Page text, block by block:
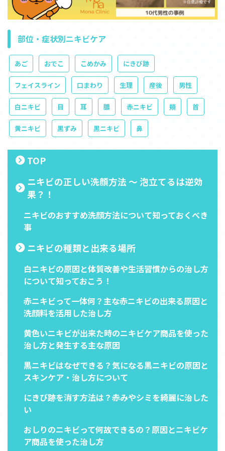
部位・症状別ニキビケア
あご おでこ こめかみ にきび跡
フェイスライン 口まわり 生理 産後 男性
白ニキビ 目 耳 膿 赤ニキビ 頬 首
黄ニキビ 黒ずみ 黒ニキビ 鼻
TOP
ニキビの正しい洗顔方法 ～ 泡立てるは逆効
果？！
ニキビのおすすめ洗顔方法について知っておくべき
事
ニキビの種類と出来る場所
白ニキビの原因と体質改善や生活習慣からの治し方
について知っておこう！
赤ニキビって一体何？主な赤ニキビの出来る原因と
洗顔料を活用した治し方
黄色いニキビが出来た時のニキビケア商品を使った
治し方と発生する主な原因
黒ニキビはなぜできる？気になる黒ニキビの原因と
スキンケア・治し方について
にきび跡を消す方法は？赤みやシミを綺麗に治した
い
おしりのニキビって何故できるの？原因とニキビケ
ア商品を使った治し方